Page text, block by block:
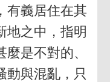
有義居住在其
地之中，指明
是不對的、
動與混亂，只